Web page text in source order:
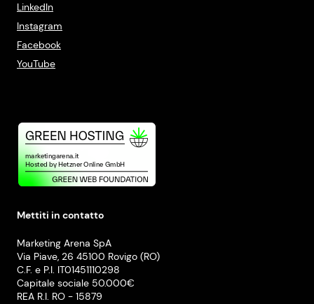
LinkedIn
Instagram
Facebook
YouTube
Mettiti in contatto
Marketing Arena SpA
Via Piave, 26 45100 Rovigo (RO)
C.F. e P.I. IT01451110298
Capitale sociale 50.000€
REA R.I. RO - 15879